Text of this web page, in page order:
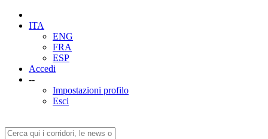
ITA
ENG
FRA
ESP
Accedi
--
Impostazioni profilo
Esci